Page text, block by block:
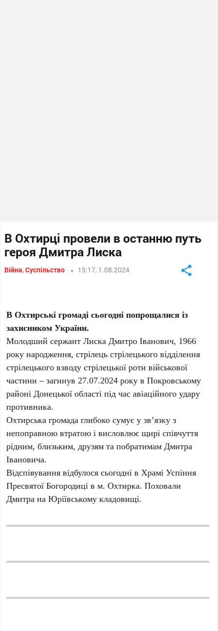
В Охтирці провели в останню путь
героя Дмитра Лиска
Війна,Суспільство 15:17, 1.08.2024
В Охтирські громаді сьогодні попрощалися із
захисником України.
Молодший сержант Лиска Дмитро Іванович, 1966
року народження, стрілець стрілецького відділення
стрілецького взводу стрілецької роти військової
частини – загинув 27.07.2024 року в Покровському
районі Донецької області під час авіаційного удару
противника.
Охтирська громада глибоко сумує у зв’язку з
непоправною втратою і висловлює щирі співчуття
рідним, близьким, друзям та побратимам Дмитра
Івановича.
Відспівування відбулося сьогодні в Храмі Успіння
Пресвятої Богородиці в м. Охтирка. Поховали
Дмитра на Юріївському кладовищі.